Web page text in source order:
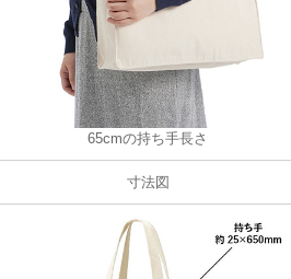
65cmの持ち手長さ
寸法図